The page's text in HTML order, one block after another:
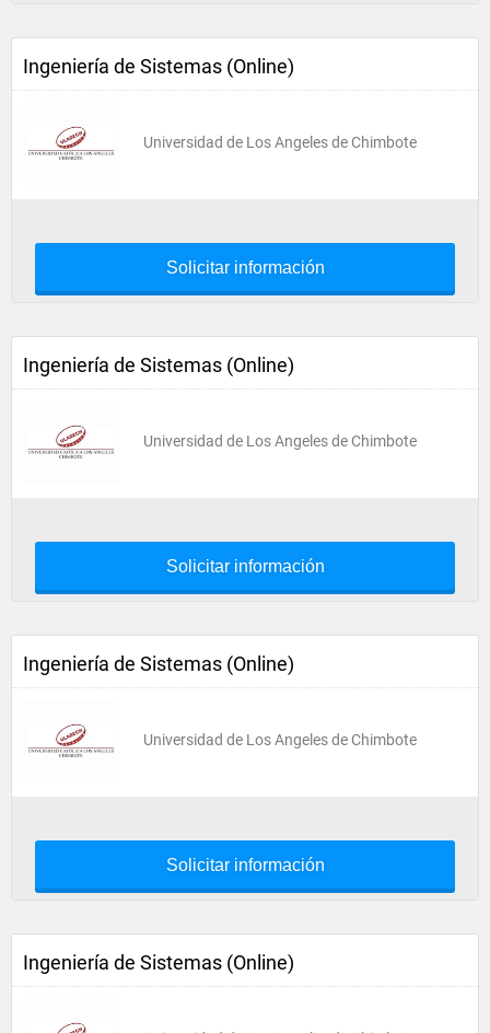
Ingeniería de Sistemas (Online)
Universidad de Los Angeles de Chimbote
Solicitar información
Ingeniería de Sistemas (Online)
Universidad de Los Angeles de Chimbote
Solicitar información
Ingeniería de Sistemas (Online)
Universidad de Los Angeles de Chimbote
Solicitar información
Ingeniería de Sistemas (Online)